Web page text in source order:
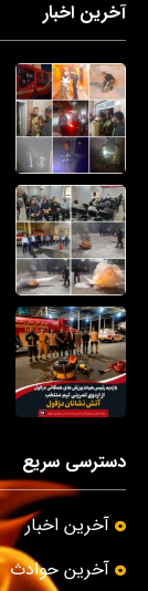
آخرین اخبار
دسترسی سریع
آخرین اخبار
آخرین حوادث